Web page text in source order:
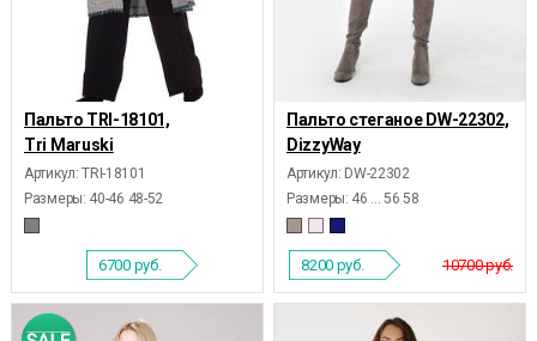
Пальто TRI-18101,
Tri Maruski
Артикул: TRI-18101
Размеры: 40-46 48-52
6700 руб.
Пальто стеганое DW-22302,
DizzyWay
Артикул: DW-22302
Размеры: 46 ... 56 58
10700 руб.
8200 руб.